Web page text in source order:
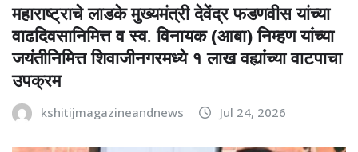
महाराष्ट्राचे लाडके मुख्यमंत्री देवेंद्र फडणवीस यांच्या
वाढदिवसानिमित्त व स्व. विनायक (आबा) निम्हण यांच्या
जयंतीनिमित्त शिवाजीनगरमध्ये १ लाख वह्यांच्या वाटपाचा
उपक्रम
kshitijmagazineandnews Jul 24, 2026